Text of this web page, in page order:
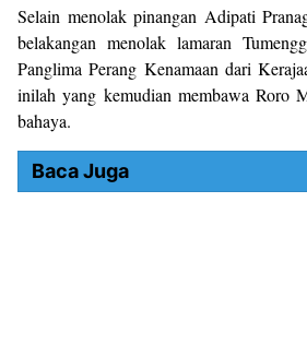
Selain menolak pinangan Adipati
belakangan menolak lamaran
Panglima Perang Kenamaan dari
inilah yang kemudian membawa Roro
bahaya.
Baca Juga